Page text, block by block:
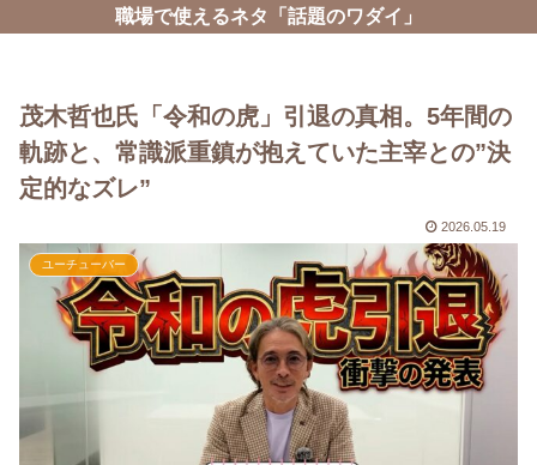
職場で使えるネタ「話題のワダイ」
茂木哲也氏「令和の虎」引退の真相。5年間の
軌跡と、常識派重鎮が抱えていた主宰との”決
定的なズレ”
2026.05.19
ユーチューバー